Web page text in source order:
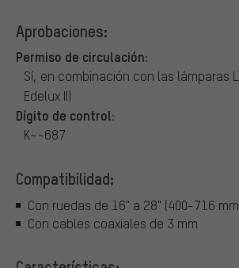
Aprobaciones:
Permiso de circulación:
Sí, en combinación con las lámparas
Edelux II)
Dígito de control:
K~~687
Compatibilidad:
Con ruedas de 16" a 28" (400-716
Con cables coaxiales de 3 mm